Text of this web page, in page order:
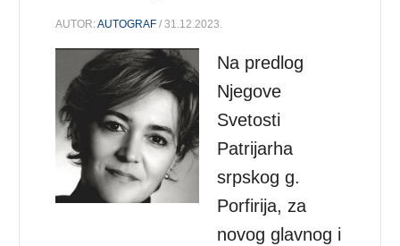
AUTOR:AUTOGRAF / 31.12.2023.
Na predlog
Njegove
Svetosti
Patrijarha
srpskog g.
Porfirija, za
novog glavnog i